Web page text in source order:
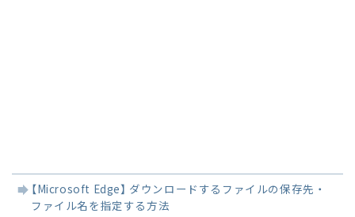
連
【Microsoft Edge】 ダウンロードするファイルの保存先・
ファイル名を指定する方法